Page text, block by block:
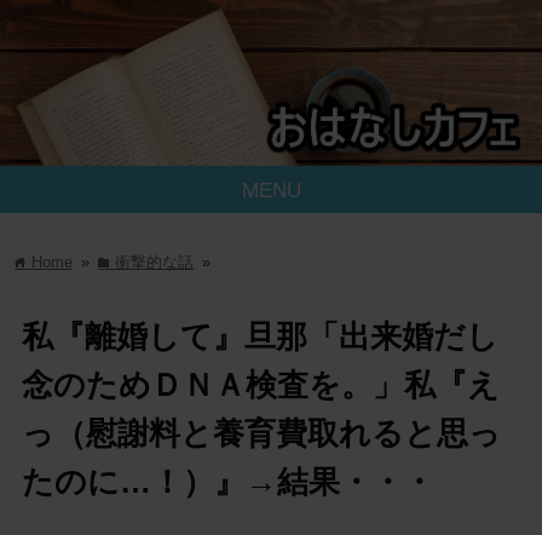
MENU
home Home » folder 衝撃的な話 »
私『離婚して』旦那「出来婚だし
念のためＤＮＡ検査を。」私『え
っ（慰謝料と養育費取れると思っ
たのに…！）』→結果・・・